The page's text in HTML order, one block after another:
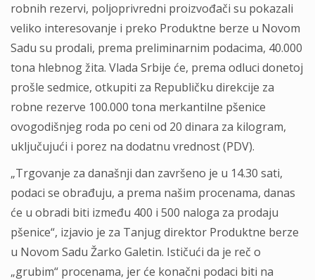
robnih rezervi, poljoprivredni proizvođači su pokazali
veliko interesovanje i preko Produktne berze u Novom
Sadu su prodali, prema preliminarnim podacima, 40.000
tona hlebnog žita. Vlada Srbije će, prema odluci donetoj
prošle sedmice, otkupiti za Republičku direkcije za
robne rezerve 100.000 tona merkantilne pšenice
ovogodišnjeg roda po ceni od 20 dinara za kilogram,
uključujući i porez na dodatnu vrednost (PDV).
„Trgovanje za današnji dan završeno je u 14.30 sati,
podaci se obrađuju, a prema našim procenama, danas
će u obradi biti između 400 i 500 naloga za prodaju
pšenice“, izjavio je za Tanjug direktor Produktne berze
u Novom Sadu Žarko Galetin. Ističući da je reč o
„grubim“ procenama, jer će konačni podaci biti na